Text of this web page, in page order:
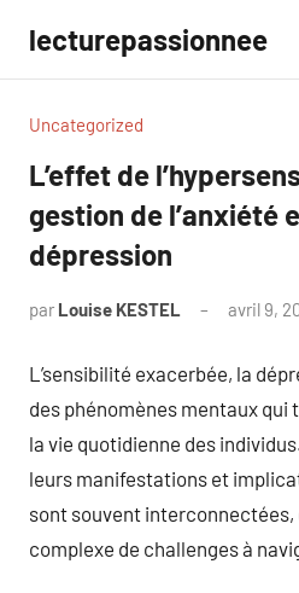
contenu
lecturepassionnee
Uncategorized
L’effet de
gestion de l’anxiété
dépression
par Louise KESTEL avril 9,
L’sensibilité exacerbée, la
des phénomènes mentaux
la vie quotidienne des
leurs manifestations et
sont souvent interconnectées,
complexe de challenges à